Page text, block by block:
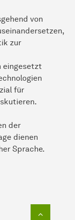
von
zur
eingesetzt
für
der
dienen
Sprache.